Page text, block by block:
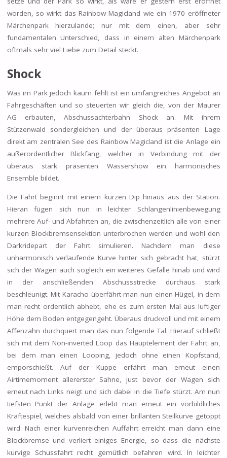
worden, so wirkt das Rainbow Magicland wie ein 1970 eröffneter
Märchenpark hierzulande; nur mit dem einen, aber sehr
fundamentalen Unterschied, dass in einem alten Märchenpark
oftmals sehr viel Liebe zum Detail steckt.
Shock
Was im Park jedoch kaum fehlt ist ein umfangreiches Angebot an
Fahrgeschäften und so steuerten wir gleich die, von der Maurer
AG erbauten, Abschussachterbahn Shock an. Mit ihrem
Stützenwald sondergleichen und der überaus präsenten Lage
direkt am zentralen See des Rainbow Magicland ist die Anlage ein
außerordentlicher Blickfang, welcher in Verbindung mit der
überaus stark präsenten Wassershow ein harmonisches
Ensemble bildet.
Die Fahrt beginnt mit einem kurzen Dip hinaus aus der Station.
Hieran fügen sich nun in leichter Schlangenlinienbewegung
mehrere Auf- und Abfahrten an, die zwischenzeitlich alle von einer
kurzen Blockbremsensektion unterbrochen werden und wohl den
Darkridepart der Fahrt simulieren. Nachdem man diese
unharmonisch verlaufende Kurve hinter sich gebracht hat, stürzt
sich der Wagen auch sogleich ein weiteres Gefälle hinab und wird
in der anschließenden Abschussstrecke durchaus stark
beschleunigt. Mit Karacho überfährt man nun einen Hügel, in dem
man recht ordentlich abhebt, ehe es zum ersten Mal aus luftiger
Höhe dem Boden entgegengeht. Überaus druckvoll und mit einem
Affenzahn durchquert man das nun folgende Tal. Hierauf schließt
sich mit dem Non-inverted Loop das Hauptelement der Fahrt an,
bei dem man einen Looping, jedoch ohne einen Kopfstand,
emporschießt. Auf der Kuppe erfährt man erneut einen
Airtimemoment allererster Sahne, just bevor der Wagen sich
erneut nach Links neigt und sich dabei in die Tiefe stürzt. Am nun
tiefsten Punkt der Anlage erlebt man erneut ein vorbildliches
Kräftespiel, welches alsbald von einer brillanten Steilkurve getoppt
wird. Nach einer kurvenreichen Auffahrt erreicht man dann eine
Blockbremse und verliert einiges Energie, so dass die nächste
kurvige Schussfahrt recht gemütlich befahren wird. In leichter